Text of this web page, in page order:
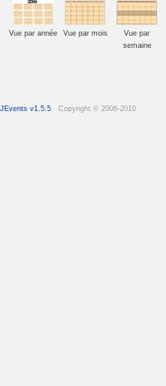
Vue par année Vue par mois
Vue par
semaine
JEvents v1.5.5 Copyright © 2006-2010